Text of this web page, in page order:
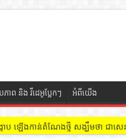
ភាព និង វីដេអូប្លែកៗ អំពីយើង
ជួលបន្ទប់បើកល្បែងសុីសង នៅជាន់ទី៩